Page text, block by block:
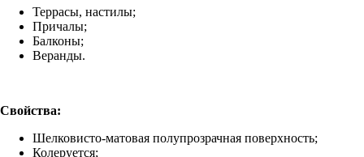
Террасы, настилы;
Причалы;
Балконы;
Веранды.
Свойства:
Шелковисто-матовая полупрозрачная поверхность;
Колеруется;